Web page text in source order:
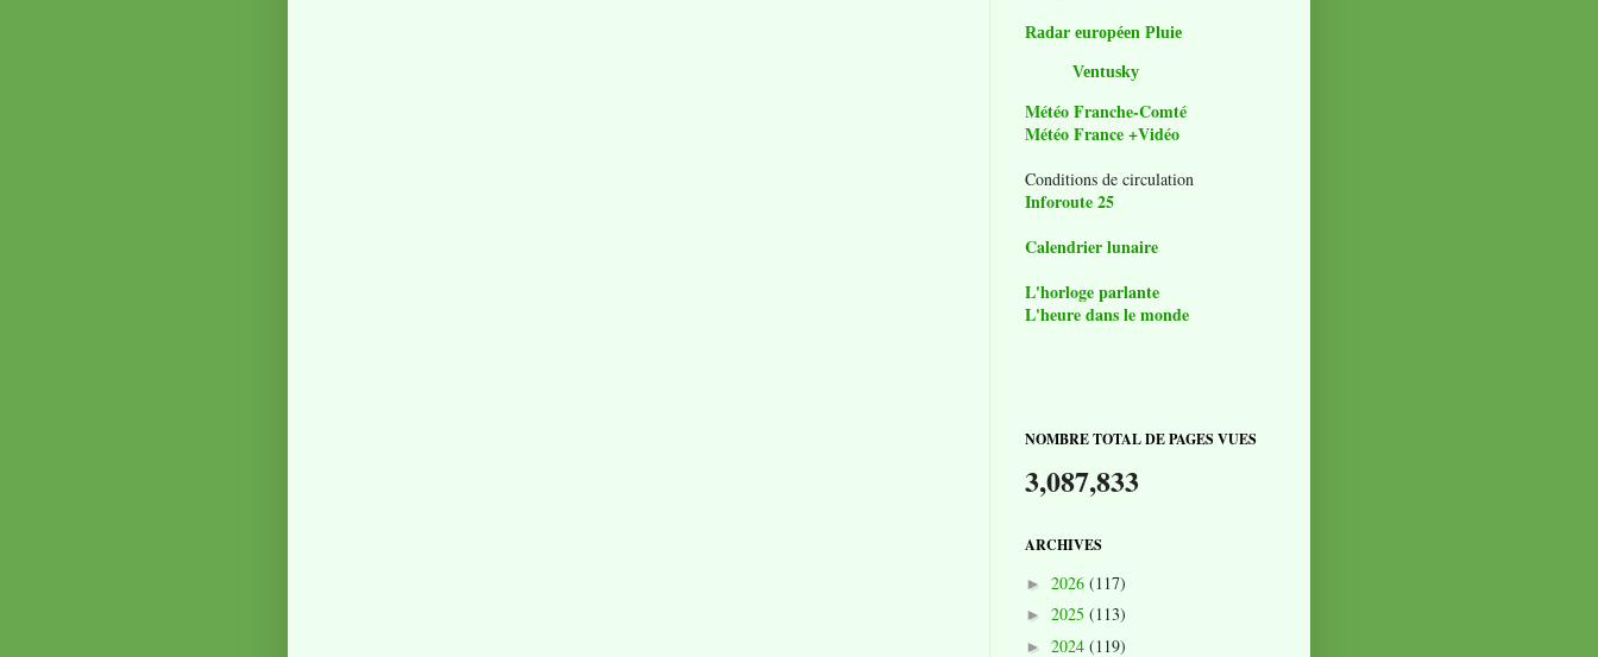
Radar européen Pluie
Ventusky
Météo Franche-Comté
Météo France +Vidéo
Conditions de circulation
Inforoute 25
Calendrier lunaire
L'horloge parlante
L'heure dans le monde
NOMBRE TOTAL DE PAGES VUES
3,087,833
ARCHIVES
► 2026 (117)
► 2025 (113)
► 2024 (119)